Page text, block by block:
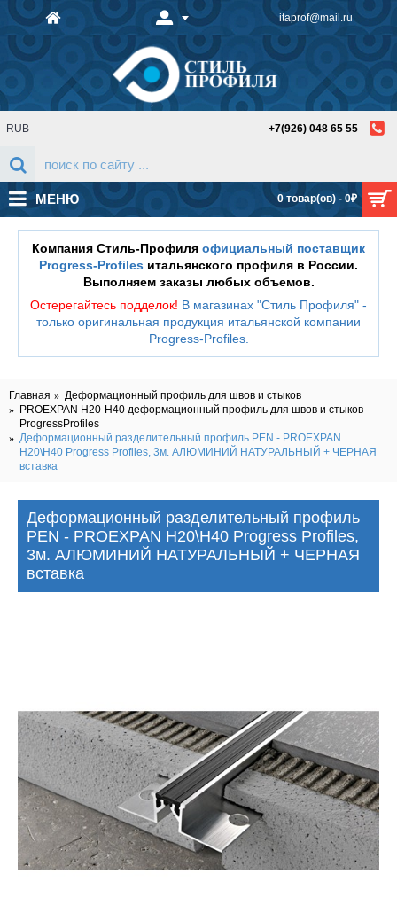
itaprof@mail.ru
0 товар(ов) - 0₽
RUB +7(926) 048 65 55
МЕНЮ
Компания Стиль-Профиля официальный поставщик
Progress-Profiles итальянского профиля в России.
Выполняем заказы любых объемов.
Остерегайтесь подделок! В магазинах "Стиль Профиля" -
только оригинальная продукция итальянской компании
Progress-Profiles.
Главная
Деформационный профиль для швов и стыков
PROEXPAN H20-H40 деформационный профиль для швов и стыков
ProgressProfiles
Деформационный разделительный профиль PEN - PROEXPAN
H20\H40 Progress Profiles, 3м. АЛЮМИНИЙ НАТУРАЛЬНЫЙ + ЧЕРНАЯ
вставка
Деформационный разделительный профиль
PEN - PROEXPAN H20\H40 Progress Profiles,
3м. АЛЮМИНИЙ НАТУРАЛЬНЫЙ + ЧЕРНАЯ
вставка